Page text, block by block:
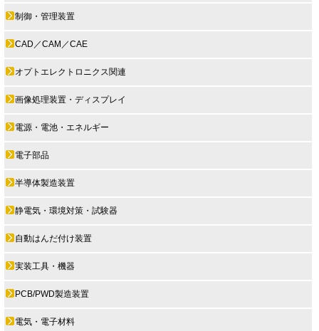
制御・管理装置
CAD／CAM／CAE
オプトエレクトロニクス関連
画像処理装置・ディスプレイ
電源・電池・エネルギー
電子部品
半導体製造装置
静電気・環境対策・試験器
自動はんだ付け装置
実装工具・機器
PCB/PWD製造装置
電気・電子材料